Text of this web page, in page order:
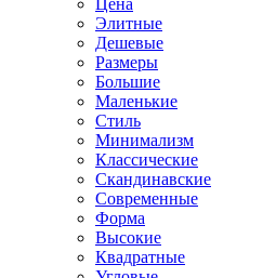
Цена
Элитные
Дешевые
Размеры
Большие
Маленькие
Стиль
Минимализм
Классические
Скандинавские
Современные
Форма
Высокие
Квадратные